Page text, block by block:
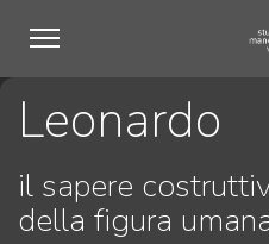
Leonardo
il sapere
della figura